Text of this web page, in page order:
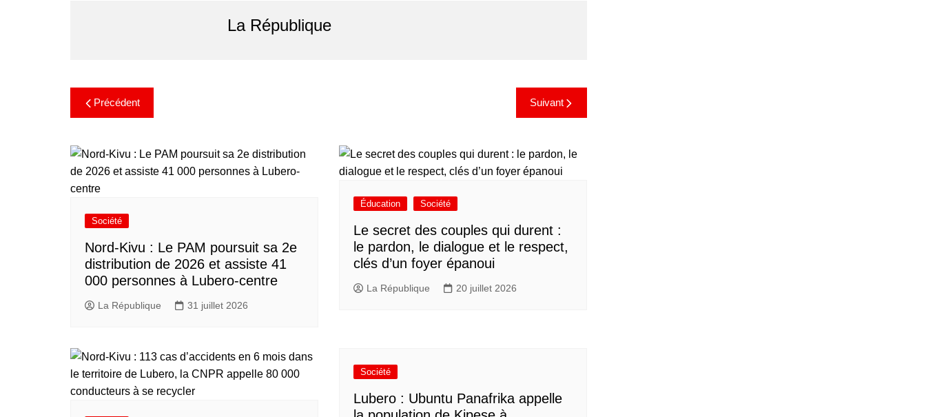
La République
Précédent Suivant
Société
Nord-Kivu : Le PAM poursuit sa 2e
distribution de 2026 et assiste 41
000 personnes à Lubero-centre
La République 31 juillet 2026
Éducation Société
Le secret des couples qui durent :
le pardon, le dialogue et le respect,
clés d’un foyer épanoui
La République 20 juillet 2026
Société
Lubero : Ubuntu Panafrika appelle